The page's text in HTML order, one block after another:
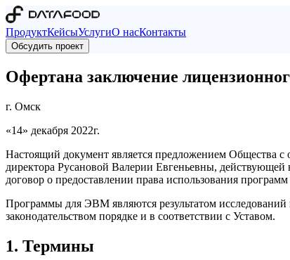
ПродуктКейсыУслугиО насКонтакты
Обсудить проект
Офертана заключение
г. Омск
«14» декабря 2022г.
Настоящий документ является предложением Общества
директора Русановой Валерии Евгеньевны,
договор о предоставлении права использования
Программы для ЭВМ являются результатом
законодательством порядке и в соответствии с Уставом.
1. Термины